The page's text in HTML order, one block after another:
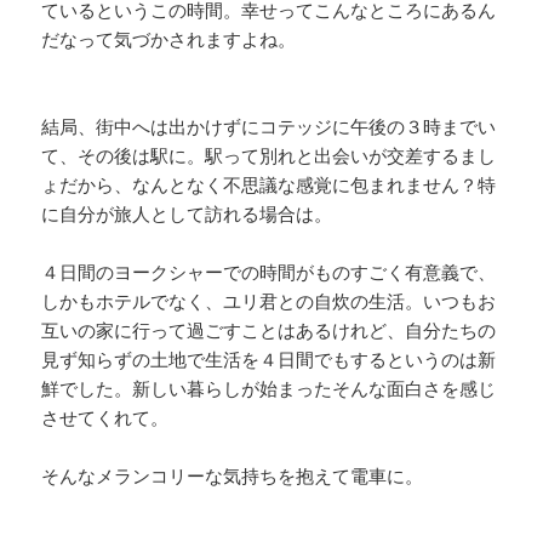
ているというこの時間。幸せってこんなところにあるん
だなって気づかされますよね。
結局、街中へは出かけずにコテッジに午後の３時までい
て、その後は駅に。駅って別れと出会いが交差するまし
ょだから、なんとなく不思議な感覚に包まれません？特
に自分が旅人として訪れる場合は。
４日間のヨークシャーでの時間がものすごく有意義で、
しかもホテルでなく、ユリ君との自炊の生活。いつもお
互いの家に行って過ごすことはあるけれど、自分たちの
見ず知らずの土地で生活を４日間でもするというのは新
鮮でした。新しい暮らしが始まったそんな面白さを感じ
させてくれて。
そんなメランコリーな気持ちを抱えて電車に。